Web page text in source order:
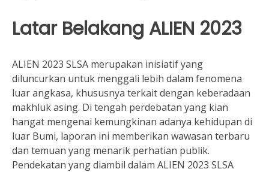
Latar Belakang ALIEN 2023
ALIEN 2023 SLSA merupakan inisiatif yang
diluncurkan untuk menggali lebih dalam fenomena
luar angkasa, khususnya terkait dengan keberadaan
makhluk asing. Di tengah perdebatan yang kian
hangat mengenai kemungkinan adanya kehidupan di
luar Bumi, laporan ini memberikan wawasan terbaru
dan temuan yang menarik perhatian publik.
Pendekatan yang diambil dalam ALIEN 2023 SLSA